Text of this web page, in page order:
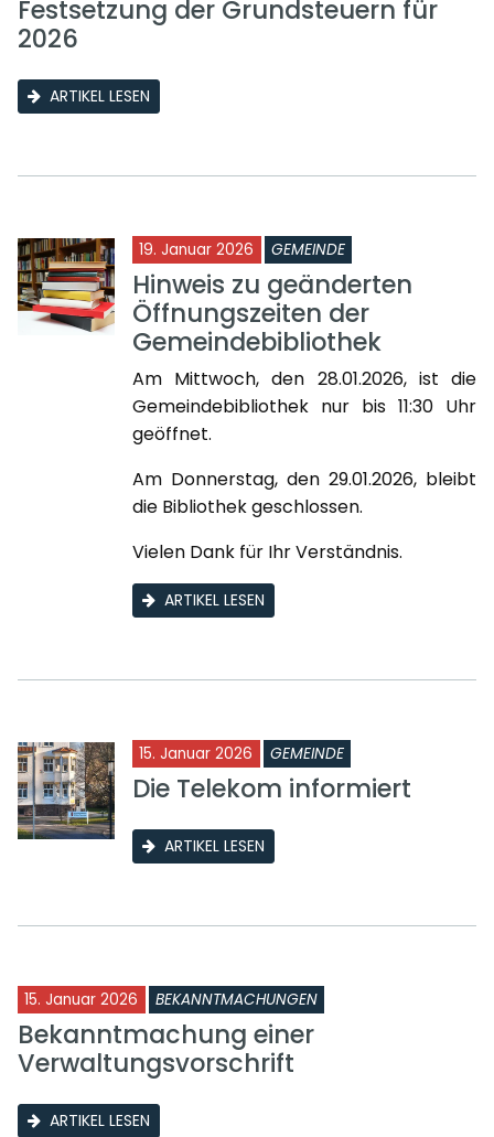
Festsetzung der Grundsteuern für
2026
ARTIKEL LESEN
19. Januar 2026 GEMEINDE
Hinweis zu geänderten
Öffnungszeiten der
Gemeindebibliothek
Am Mittwoch, den 28.01.2026, ist die
Gemeindebibliothek nur bis 11:30 Uhr
geöffnet.
Am Donnerstag, den 29.01.2026, bleibt
die Bibliothek geschlossen.
Vielen Dank für Ihr Verständnis.
ARTIKEL LESEN
15. Januar 2026 GEMEINDE
Die Telekom informiert
ARTIKEL LESEN
15. Januar 2026 BEKANNTMACHUNGEN
Bekanntmachung einer
Verwaltungsvorschrift
ARTIKEL LESEN